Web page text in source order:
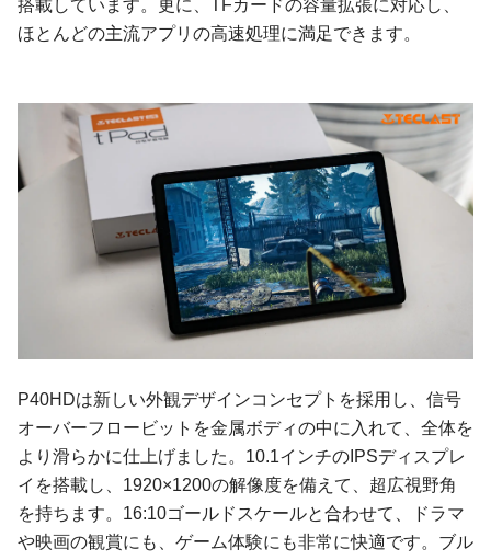
搭載しています。更に、TFカードの容量拡張に対応し、
ほとんどの主流アプリの高速処理に満足できます。
P40HDは新しい外観デザインコンセプトを採用し、信号
オーバーフロービットを金属ボディの中に入れて、全体を
より滑らかに仕上げました。10.1インチのIPSディスプレ
イを搭載し、1920×1200の解像度を備えて、超広視野角
を持ちます。16:10ゴールドスケールと合わせて、ドラマ
や映画の観賞にも、ゲーム体験にも非常に快適です。ブル